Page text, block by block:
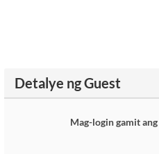
Detalye ng Guest
Mag-login gamit ang